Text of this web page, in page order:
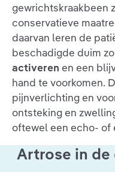
gewrichtskraakbeen
conservatieve
daarvan leren de
beschadigde duim zo
activeren en een
hand te voorkomen.
pijnverlichting en
ontsteking en
oftewel een echo- of
Artrose in de